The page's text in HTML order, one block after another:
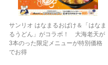
サンリオ はなまるおばけ＆「はなま
るうどん」がコラボ！ 大海老天が
3本のった限定メニューが特別価格
でお得